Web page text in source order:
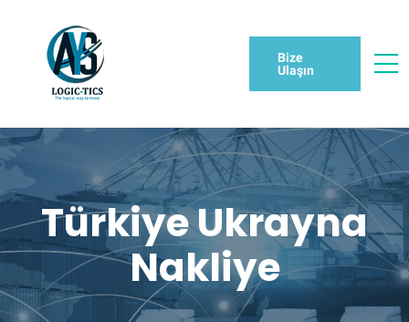
Bize
Ulaşın
Türkiye Ukrayna
Nakliye